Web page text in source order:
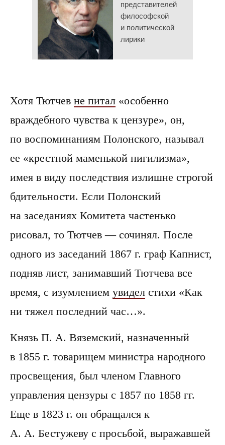
представителей
философской
и политической
лирики
Хотя Тютчев не питал «особенно
враждебного чувства к цензуре», он,
по воспоминаниям Полонского, называл
ее «крестной маменькой нигилизма»,
имея в виду последствия излишне строгой
бдительности. Если Полонский
на заседаниях Комитета частенько
рисовал, то Тютчев — сочинял. После
одного из заседаний 1867 г. граф Капнист,
подняв лист, занимавший Тютчева все
время, с изумлением увидел стихи «Как
ни тяжел последний час…».
Князь П. А. Вяземский, назначенный
в 1855 г. товарищем министра народного
просвещения, был членом Главного
управления цензуры с 1857 по 1858 гг.
Еще в 1823 г. он обращался к
А. А. Бестужеву с просьбой, выражавшей